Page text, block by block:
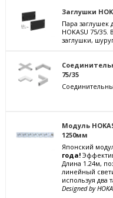
Заглушки
Пара заглушек
HOKASU 75/35.
заглушки,
75/35
Модуль
1250мм
Японский
года!
Длина 1.24м,
линейный
используя два
Designed by